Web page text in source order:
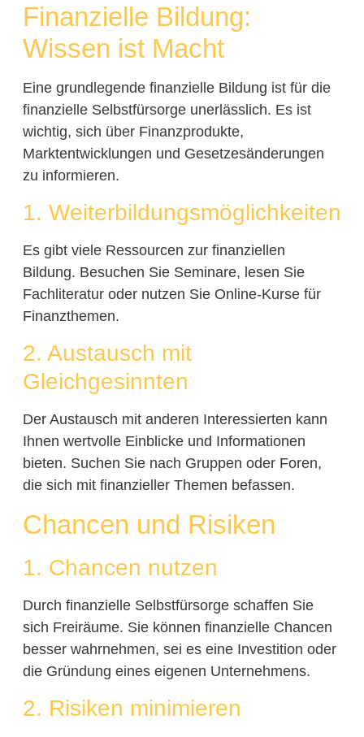
Finanzielle Bildung:
Wissen ist Macht
Eine grundlegende finanzielle Bildung ist für die
finanzielle Selbstfürsorge unerlässlich. Es ist
wichtig, sich über Finanzprodukte,
Marktentwicklungen und Gesetzesänderungen
zu informieren.
1. Weiterbildungsmöglichkeiten
Es gibt viele Ressourcen zur finanziellen
Bildung. Besuchen Sie Seminare, lesen Sie
Fachliteratur oder nutzen Sie Online-Kurse für
Finanzthemen.
2. Austausch mit
Gleichgesinnten
Der Austausch mit anderen Interessierten kann
Ihnen wertvolle Einblicke und Informationen
bieten. Suchen Sie nach Gruppen oder Foren,
die sich mit finanzieller Themen befassen.
Chancen und Risiken
1. Chancen nutzen
Durch finanzielle Selbstfürsorge schaffen Sie
sich Freiräume. Sie können finanzielle Chancen
besser wahrnehmen, sei es eine Investition oder
die Gründung eines eigenen Unternehmens.
2. Risiken minimieren